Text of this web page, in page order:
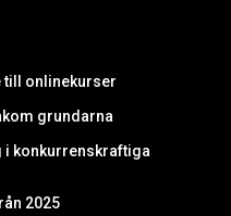
till onlinekurser
grundarna
i konkurrenskraftiga
2025